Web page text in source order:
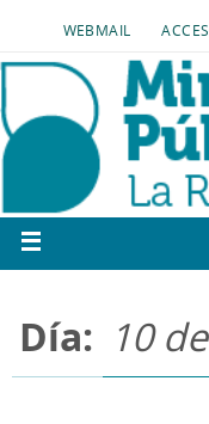
WEBMAIL
Día: 10